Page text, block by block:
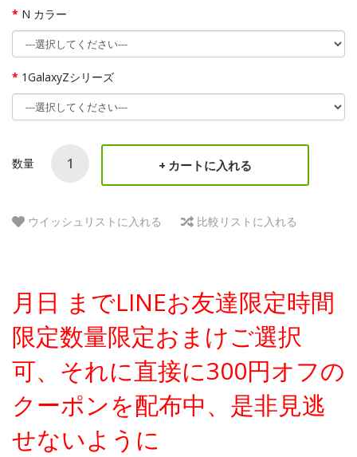
N カラー
1GalaxyZシリーズ
数量 カートに入れる
ウイッシュリストに入れる 比較リストに入れる
月日 までLINEお友達限定時間
限定数量限定おまけご選択
可、それに直接に300円オフの
クーポンを配布中、是非見逃
せないように